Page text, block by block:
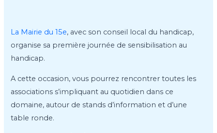
La Mairie du 15e, avec son conseil local du handicap,
organise sa première journée de sensibilisation au
handicap.
A cette occasion, vous pourrez rencontrer toutes les
associations s’impliquant au quotidien dans ce
domaine, autour de stands d’information et d’une
table ronde.